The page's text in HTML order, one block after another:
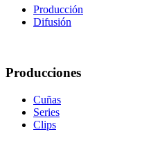
Producción
Difusión
Producciones
Cuñas
Series
Clips